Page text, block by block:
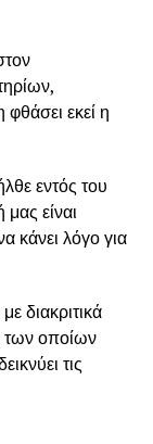
εκεί η
εντός του
είναι
κάνει λόγο για
διακριτικά
των οποίων
τις